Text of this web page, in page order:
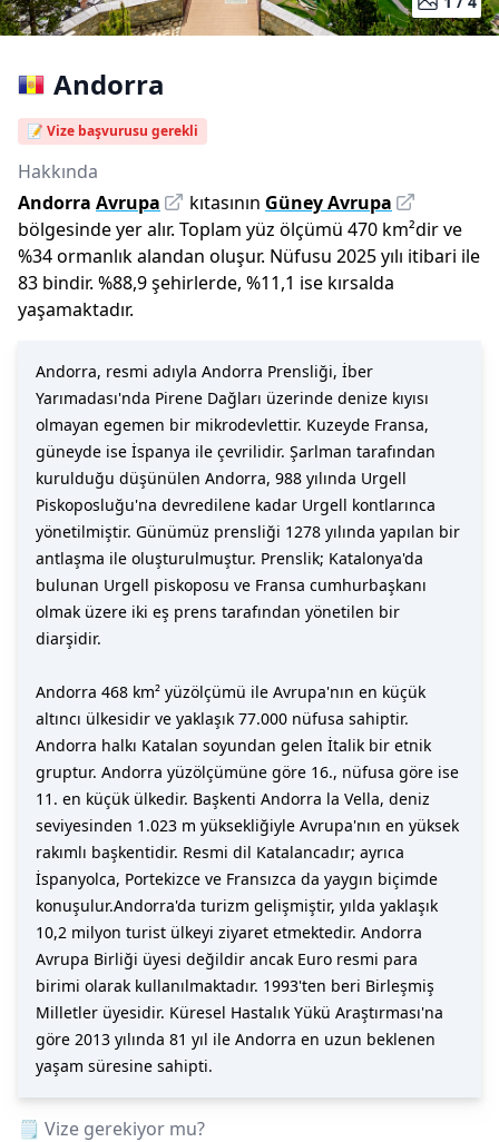
Andorra
📝 Vize başvurusu gerekli
Hakkında
Andorra Avrupa kıtasının Güney Avrupa
bölgesinde yer alır. Toplam yüz ölçümü 470 km²dirve
%34ormanlık alandan oluşur. Nüfusu 2025yılı itibari ile
83 bindir. %88,9şehirlerde, %11,1 ise kırsalda
yaşamaktadır.
Andorra, resmi adıyla Andorra Prensliği, İber
Yarımadası'nda Pirene Dağları üzerinde denize kıyısı
olmayan egemen bir mikrodevlettir. Kuzeyde Fransa,
güneyde ise İspanya ile çevrilidir. Şarlman tarafından
kurulduğu düşünülen Andorra, 988 yılında Urgell
Piskoposluğu'na devredilene kadar Urgell kontlarınca
yönetilmiştir. Günümüz prensliği 1278 yılında yapılan bir
antlaşma ile oluşturulmuştur. Prenslik; Katalonya'da
bulunan Urgell piskoposu ve Fransa cumhurbaşkanı
olmak üzere iki eş prens tarafından yönetilen bir
diarşidir.
Andorra 468 km² yüzölçümü ile Avrupa'nın en küçük
altıncı ülkesidir ve yaklaşık 77.000 nüfusa sahiptir.
Andorra halkı Katalan soyundan gelen İtalik bir etnik
gruptur. Andorra yüzölçümüne göre 16., nüfusa göre ise
11. en küçük ülkedir. Başkenti Andorra la Vella, deniz
seviyesinden 1.023 m yüksekliğiyle Avrupa'nın en yüksek
rakımlı başkentidir. Resmi dil Katalancadır; ayrıca
İspanyolca, Portekizce ve Fransızca da yaygın biçimde
konuşulur.Andorra'da turizm gelişmiştir, yılda yaklaşık
10,2 milyon turist ülkeyi ziyaret etmektedir. Andorra
Avrupa Birliği üyesi değildir ancak Euro resmi para
birimi olarak kullanılmaktadır. 1993'ten beri Birleşmiş
Milletler üyesidir. Küresel Hastalık Yükü Araştırması'na
göre 2013 yılında 81 yıl ile Andorra en uzun beklenen
yaşam süresine sahipti.
🗒️ Vize gerekiyor mu?